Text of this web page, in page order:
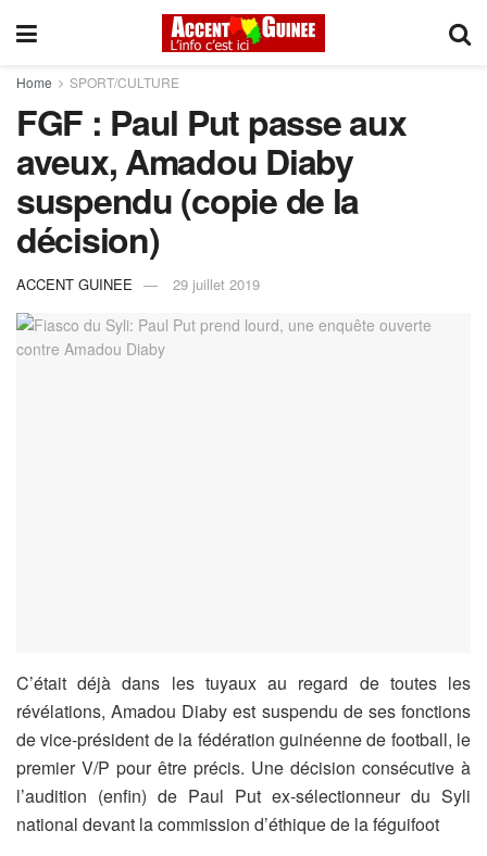
Home SPORT/CULTURE
FGF : Paul Put passe aux
aveux, Amadou Diaby
suspendu (copie de la
décision)
ACCENT GUINEE 29 juillet 2019
C’était déjà dans les tuyaux au regard de toutes les
révélations, Amadou Diaby est suspendu de ses fonctions
de vice-président de la fédération guinéenne de football, le
premier V/P pour être précis. Une décision consécutive à
l’audition (enfin) de Paul Put ex-sélectionneur du Syli
national devant la commission d’éthique de la féguifoot